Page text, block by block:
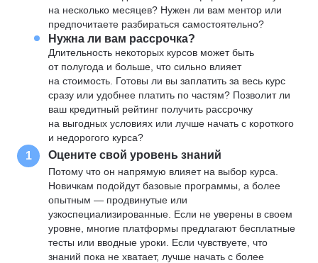
на несколько месяцев? Нужен ли вам ментор или
предпочитаете разбираться самостоятельно?
Нужна ли вам рассрочка?
Длительность некоторых курсов может быть
от полугода и больше, что сильно влияет
на стоимость. Готовы ли вы заплатить за весь курс
сразу или удобнее платить по частям? Позволит ли
ваш кредитный рейтинг получить рассрочку
на выгодных условиях или лучше начать с короткого
и недорогого курса?
1 Оцените свой уровень знаний
Потому что он напрямую влияет на выбор курса.
Новичкам подойдут базовые программы, а более
опытным — продвинутые или
узкоспециализированные. Если не уверены в своем
уровне, многие платформы предлагают бесплатные
тесты или вводные уроки. Если чувствуете, что
знаний пока не хватает, лучше начать с более